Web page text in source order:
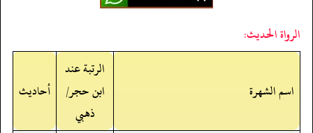
الرواة الحديث:
اسم الشهرة
الرتبة عند
ابن حجر/
ذهبي
أحاديث